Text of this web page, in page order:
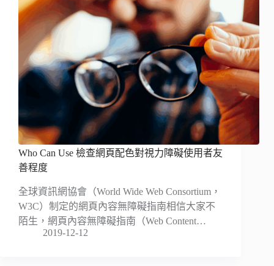
Who Can Use 檢查網頁配色對視力障礙使用者友
善程度
全球資訊網協會（World Wide Web Consortium，
W3C）制定的網頁內容無障礙指南相信大家不
陌生，網頁內容無障礙指南（Web Content…
2019-12-12